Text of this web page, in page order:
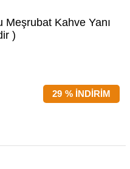
Kahve Yanı
)
%
29 İNDIRIM